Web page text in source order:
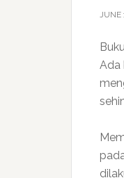
JUNE
Ada